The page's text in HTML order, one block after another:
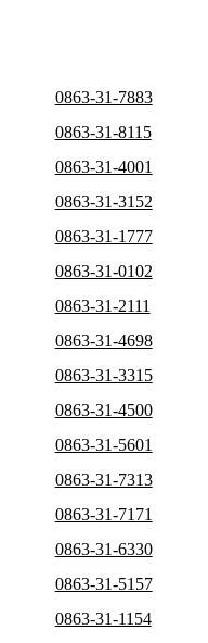
0863-31-7883
0863-31-8115
0863-31-4001
0863-31-3152
0863-31-1777
0863-31-0102
0863-31-2111
0863-31-4698
0863-31-3315
0863-31-4500
0863-31-5601
0863-31-7313
0863-31-7171
0863-31-6330
0863-31-5157
0863-31-1154